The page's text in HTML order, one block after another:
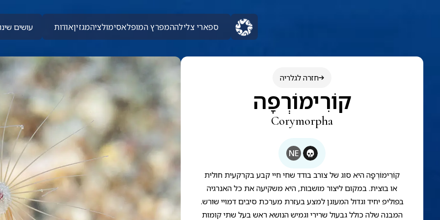
ספארי צלילההמפרץ המופלאסימולציהמגזיןאודות עושים
חזרה לגלריה
קוֹרִימוֹרְפָה
Corymorpha
NE
קוֹרִימוֹרְפָה היא סוג של צורב בודד שחי חיי קבע בקרקעית חולית
או בוצית. במקום ליצור מושבות, היא משקיעה את כל האנרגיה
בפוליפ יחיד וגדול המעוגן למצע בעזרת מערכת סיבים דמויי שורש.
המבנה שלה כולל גבעול שרירי וגמיש הנושא ראש בעל שתי קומות